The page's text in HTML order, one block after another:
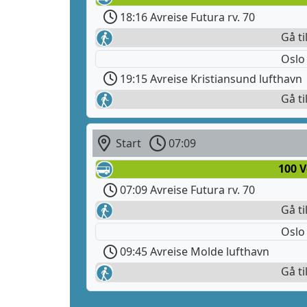
18:16 Avreise Futura rv. 70
Gå
Oslo
19:15 Avreise Kristiansund lufthavn
Gå
Start
07:09
100
07:09 Avreise Futura rv. 70
Gå
Oslo
09:45 Avreise Molde lufthavn
Gå